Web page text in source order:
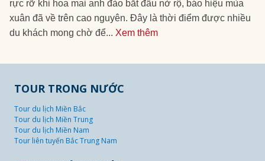
rực rỡ khi hoa mai anh đào bắt đầu nở rộ, báo hiệu mùa
xuân đã về trên cao nguyên. Đây là thời điểm được nhiều
du khách mong chờ để... Xem thêm
TOUR TRONG NƯỚC
Tour du lịch Miền Bắc
Tour du lịch Miền Trung
Tour du lịch Miền Nam
Tour liên tuyến Bắc Trung Nam